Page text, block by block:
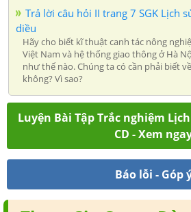
Trả lời câu hỏi II trang 7 SGK Lịch
diều
Hãy cho biết kĩ thuật canh tác nông
Việt Nam và hệ thống giao thông ở Hà
như thế nào. Chúng ta có cần phải biết
không? Vì sao?
Luyện Bài Tập Trắc nghiệm
CD - Xem
Báo lỗi - Góp